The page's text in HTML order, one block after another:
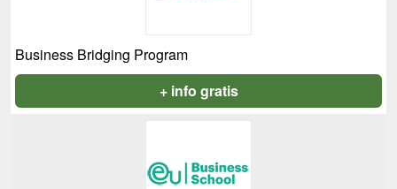
Business Bridging Program
+ info gratis